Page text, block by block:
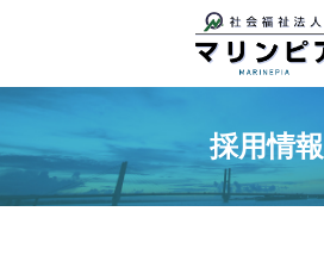
採用情報